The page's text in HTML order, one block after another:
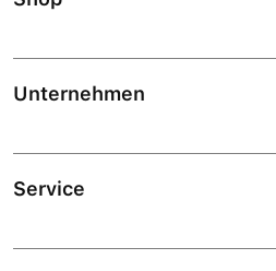
Unternehmen
Service